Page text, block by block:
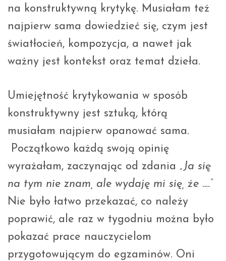
na konstruktywną krytykę. Musiałam też
najpierw sama dowiedzieć się, czym jest
światłocień, kompozycja, a nawet jak
ważny jest kontekst oraz temat dzieła.
Umiejętność krytykowania w sposób
konstruktywny jest sztuką, którą
musiałam najpierw opanować sama.
Początkowo każdą swoją opinię
wyrażałam, zaczynając od zdania „Ja się
na tym nie znam, ale wydaję mi się, że ….”
Nie było łatwo przekazać, co należy
poprawić, ale raz w tygodniu można było
pokazać prace nauczycielom
przygotowującym do egzaminów. Oni